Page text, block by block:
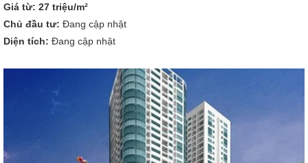
Giá từ: 27 triệu/m²
Chủ đầu tư: Đang cập nhật
Diện tích: Đang cập nhật